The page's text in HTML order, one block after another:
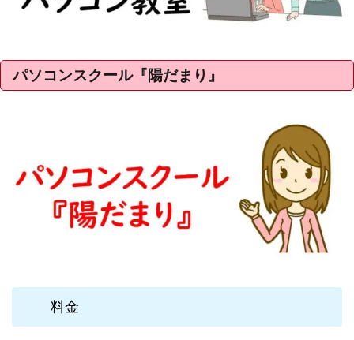
パソコンスクール『陽だまり』
料金